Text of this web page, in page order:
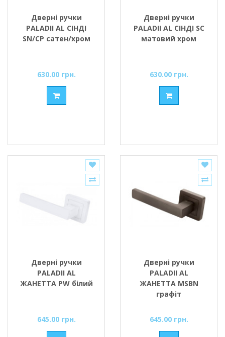
Дверні ручки
PALADII AL СІНДІ
SN/CP сатен/хром
630.00 грн.
Дверні ручки
PALADII AL СІНДІ SC
матовий хром
630.00 грн.
Дверні ручки
PALADII AL
ЖАНЕТТА PW білий
645.00 грн.
Дверні ручки
PALADII AL
ЖАНЕТТА MSBN
графіт
645.00 грн.